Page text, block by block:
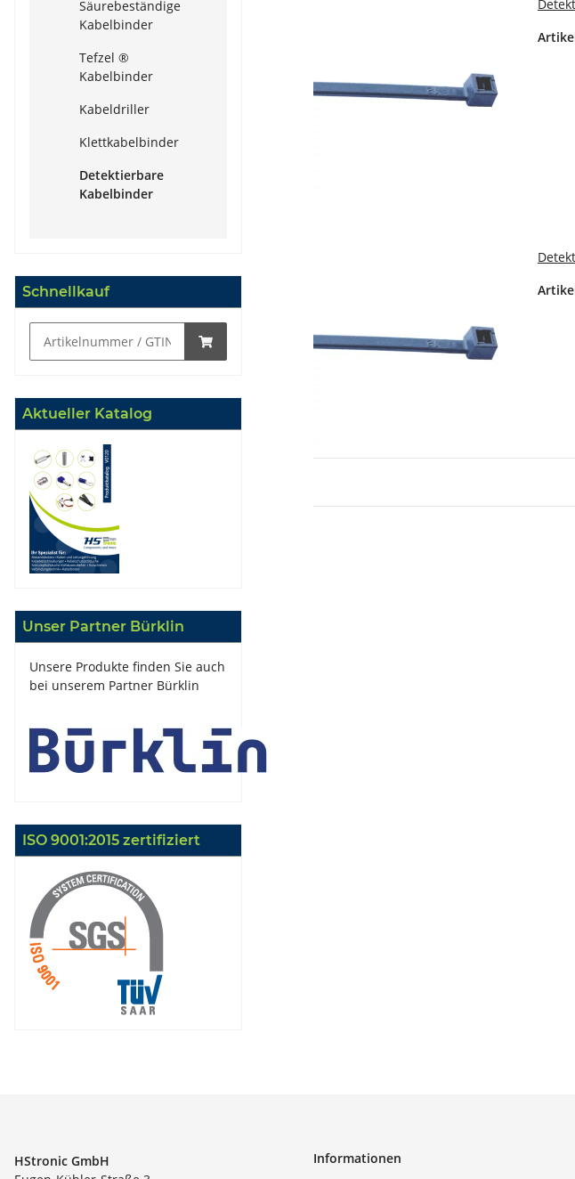
Säurebeständige
Kabelbinder
Tefzel ®
Kabelbinder
Kabeldriller
Klettkabelbinder
Detektierbare
Kabelbinder
Schnellkauf
Aktueller Katalog
Unser Partner Bürklin
Unsere Produkte finden Sie auch
bei unserem Partner Bürklin
ISO 9001:2015 zertifiziert
HStronic GmbH
Informationen